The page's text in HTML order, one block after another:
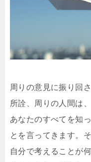
周りの意見に振り回
所詮、周りの人間は
あなたのすべてを知
とを言ってきます。
自分で考えることが